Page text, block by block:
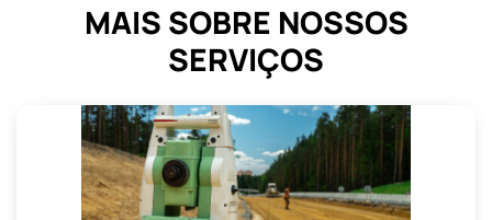
MAIS SOBRE NOSSOS
SERVIÇOS